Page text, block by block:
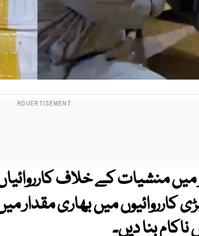
منشیات کے خلاف کارروائیاں
کارروائیوں میں بھاری
بنا دیں۔